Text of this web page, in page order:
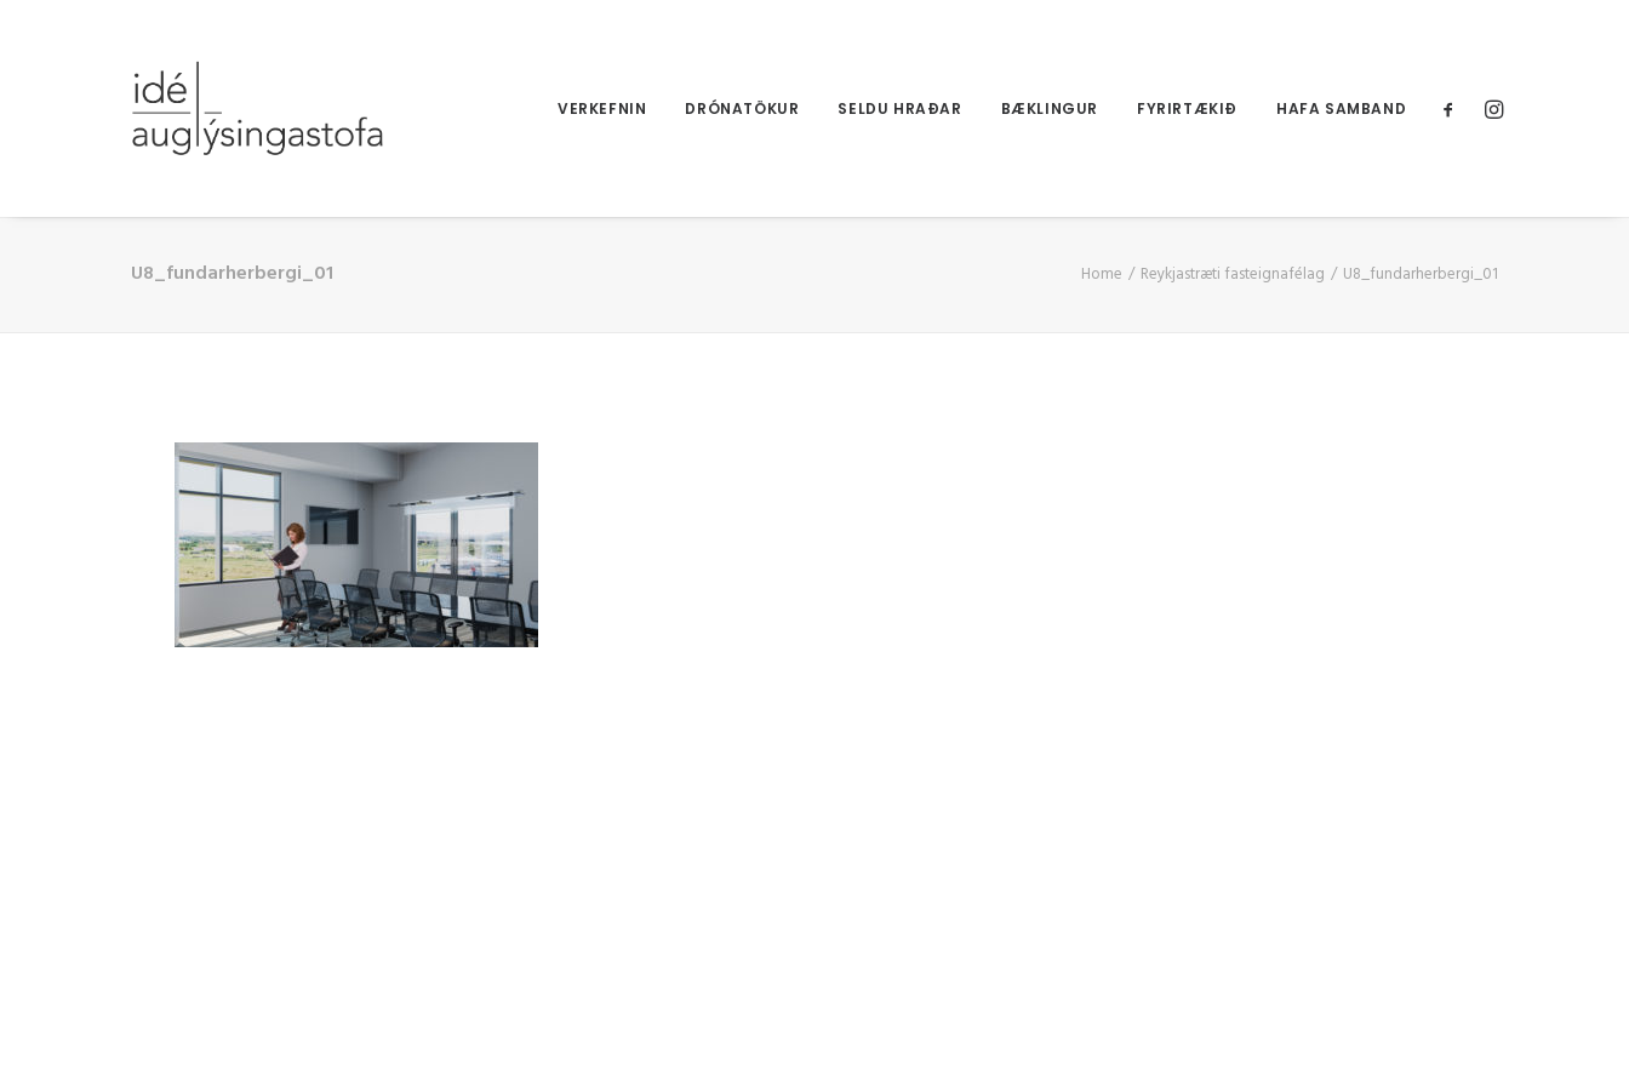
VERKEFNIN DRÓNATÖKUR SELDU HRAÐAR BÆKLINGUR FYRIRTÆKIÐ HAFA SAMBAND
U8_fundarherbergi_01 Home Reykjastræti fasteignafélag U8_fundarherbergi_01